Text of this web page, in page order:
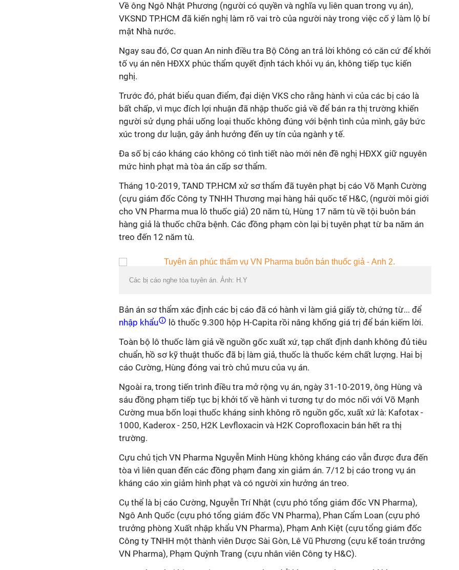
Về ông Ngô Nhật Phương (người có quyền và nghĩa vụ liên quan trong vụ án),
VKSND TP.HCM đã kiến nghị làm rõ vai trò của người này trong việc cố ý làm lộ bí
mật Nhà nước.
Ngay sau đó, Cơ quan An ninh điều tra Bộ Công an trả lời không có căn cứ để khởi
tố vụ án nên HĐXX phúc thẩm quyết định tách khỏi vụ án, không tiếp tục kiến
nghị.
Trước đó, phát biểu quan điểm, đại diện VKS cho rằng hành vi của các bị cáo là
bất chấp, vì mục đích lợi nhuận đã nhập thuốc giả về để bán ra thị trường khiến
người sử dụng phải uống loại thuốc không đúng với bệnh tình của mình, gây bức
xúc trong dư luận, gây ảnh hưởng đến uy tín của ngành y tế.
Đa số bị cáo kháng cáo không có tình tiết nào mới nên đề nghị HĐXX giữ nguyên
mức hình phạt mà tòa án cấp sơ thẩm.
Tháng 10-2019, TAND TP.HCM xử sơ thẩm đã tuyên phạt bị cáo Võ Mạnh Cường
(cựu giám đốc Công ty TNHH Thương mại hàng hải quốc tế H&C, (người môi giới
cho VN Pharma mua lô thuốc giả) 20 năm tù, Hùng 17 năm tù về tội buôn bán
hàng giả là thuốc chữa bệnh. Các đồng phạm còn lại bị tuyên phạt từ ba năm án
treo đến 12 năm tù.
Các bị cáo nghe tòa tuyên án. Ảnh: H.Y
Bản án sơ thẩm xác định các bị cáo đã có hành vi làm giả giấy tờ, chứng từ... để
nhập khẩu
lô thuốc 9.300 hộp H-Capita rồi nâng khống giá trị để bán kiếm lời.
Toàn bộ lô thuốc làm giả về nguồn gốc xuất xứ, tạp chất định danh không đủ tiêu
chuẩn, hồ sơ kỹ thuật thuốc đã bị làm giả, thuốc là thuốc kém chất lượng. Hai bị
cáo Cường, Hùng đóng vai trò chủ mưu của vụ án.
Ngoài ra, trong tiến trình điều tra mở rộng vụ án, ngày 31-10-2019, ông Hùng và
sáu đồng phạm tiếp tục bị khởi tố về hành vi tương tự do móc nối với Võ Mạnh
Cường mua bốn loại thuốc kháng sinh không rõ nguồn gốc, xuất xứ là: Kafotax -
1000, Kaderox - 250, H2K Levfloxacin và H2K Coprofloxacin bán hết ra thị
trường.
Cựu chủ tịch VN Pharma Nguyễn Minh Hùng không kháng cáo vẫn được đưa đến
tòa vì liên quan đến các đồng phạm đang xin giảm án. 7/12 bị cáo trong vụ án
kháng cáo xin giảm hình phạt và có người xin hưởng án treo.
Cụ thể là bị cáo Cường, Nguyễn Trí Nhật (cựu phó tổng giám đốc VN Pharma),
Ngô Anh Quốc (cựu phó tổng giám đốc VN Pharma), Phan Cẩm Loan (cựu phó
trưởng phòng Xuất nhập khẩu VN Pharma), Phạm Anh Kiệt (cựu tổng giám đốc
Công ty TNHH một thành viên Dược Sài Gòn, Lê Vũ Phương (cựu kế toán trưởng
VN Pharma), Phạm Quỳnh Trang (cựu nhân viên Công ty H&C).